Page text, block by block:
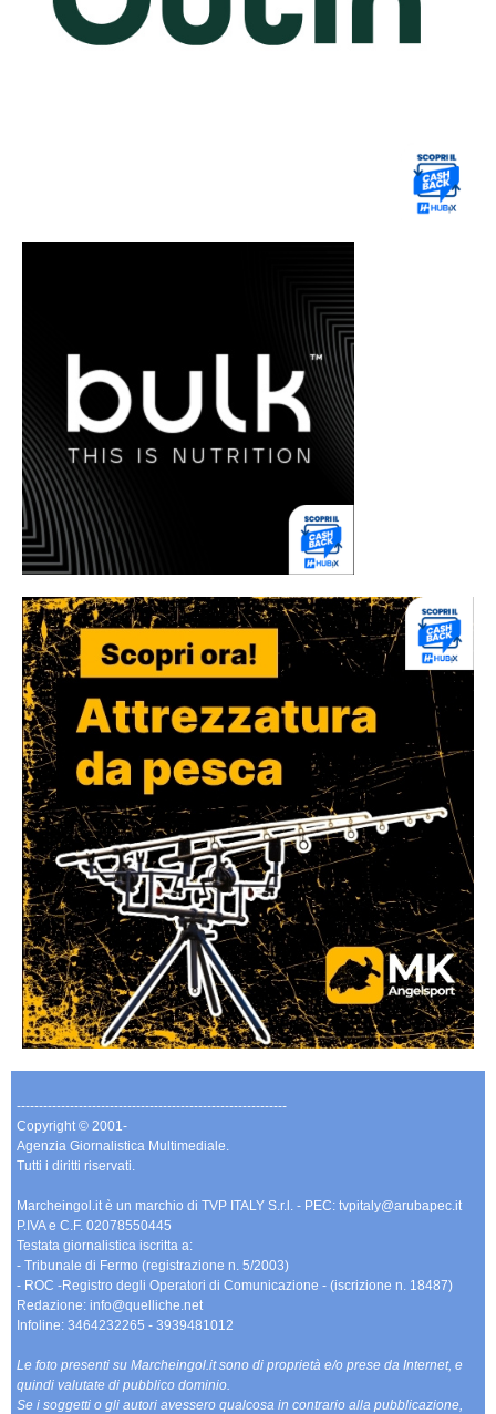
-------------------------------------------------------------
Copyright © 2001-
Agenzia Giornalistica Multimediale.
Tutti i diritti riservati.
Marcheingol.it è un marchio di TVP ITALY S.r.l. - PEC: tvpitaly@arubapec.it
P.IVA e C.F. 02078550445
Testata giornalistica iscritta a:
- Tribunale di Fermo (registrazione n. 5/2003)
- ROC -Registro degli Operatori di Comunicazione - (iscrizione n. 18487)
Redazione: info@quelliche.net
Infoline: 3464232265 - 3939481012
Le foto presenti su Marcheingol.it sono di proprietà e/o prese da Internet, e
quindi valutate di pubblico dominio.
Se i soggetti o gli autori avessero qualcosa in contrario alla pubblicazione,